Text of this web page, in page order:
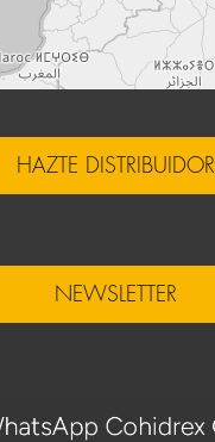
HAZTE DISTRIBUIDOR
NEWSLETTER